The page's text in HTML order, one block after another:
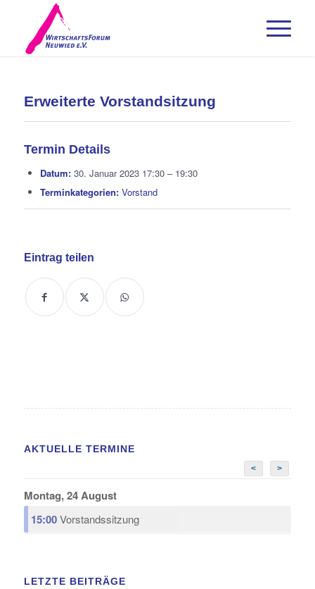
Erweiterte Vorstandsitzung
Termin Details
Datum: 30. Januar 2023 17:30– 19:30
Terminkategorien: Vorstand
Eintrag teilen
AKTUELLE TERMINE
< >
Montag, 24 August
15:00Vorstandssitzung
LETZTE BEITRÄGE